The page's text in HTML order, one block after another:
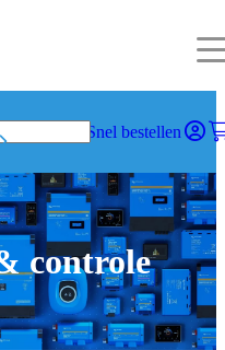
Snel bestellen
controle